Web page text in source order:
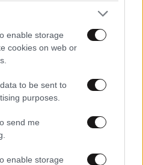
enable storage
cookies on web or
to be sent to
purposes.
send me
enable storage